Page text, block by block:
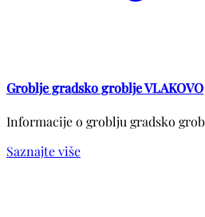
Groblje gradsko groblje VLAKOVO
Informacije o groblju gradsko
Saznajte više